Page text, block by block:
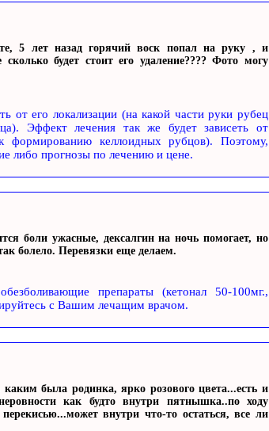
5 лет назад горячий воск попал на руку , и
будет стоит его удаление???? Фото могу
от его локализации (на какой части руки рубец
Эффект лечения так же будет зависеть от
формированию келлоидных рубцов). Поэтому,
либо прогнозы по лечению и цене.
боли ужасные, дексалгин на ночь помогает, но
болело. Перевязки еще делаем.
препараты (кетонал 50-100мг.,
с Вашим лечащим врачом.
была родинка, ярко розового цвета...есть и
как будто внутри пятнышка..по ходу
внутри что-то остаться, все ли